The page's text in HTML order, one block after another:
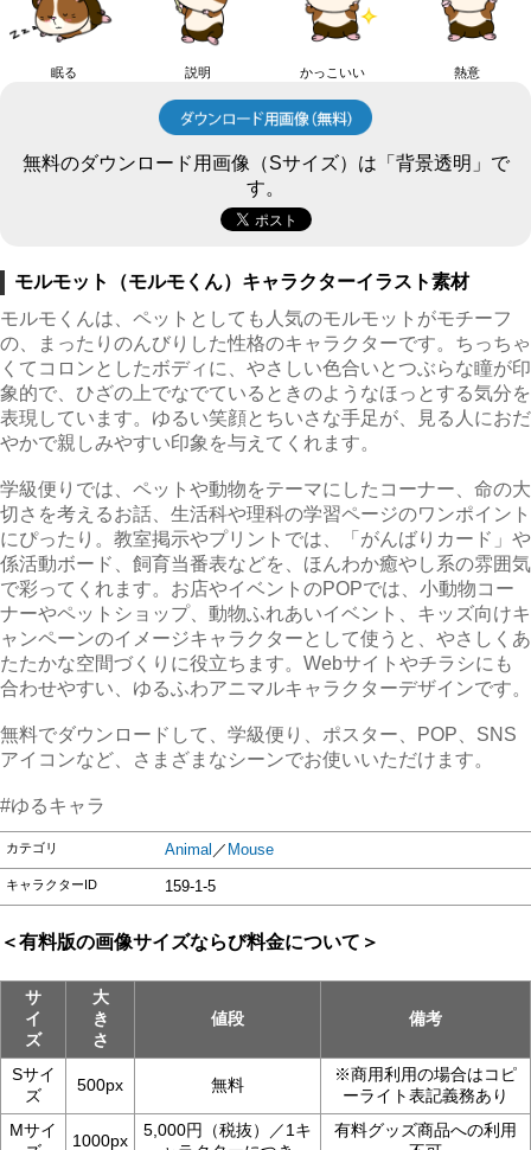
眠る 説明 かっこいい 熱意
無料のダウンロード用画像（Sサイズ）は「背景透明」で
す。
モルモット（モルモくん）キャラクターイラスト素材
モルモくんは、ペットとしても人気のモルモットがモチーフ
の、まったりのんびりした性格のキャラクターです。ちっちゃ
くてコロンとしたボディに、やさしい色合いとつぶらな瞳が印
象的で、ひざの上でなでているときのようなほっとする気分を
表現しています。ゆるい笑顔とちいさな手足が、見る人におだ
やかで親しみやすい印象を与えてくれます。
学級便りでは、ペットや動物をテーマにしたコーナー、命の大
切さを考えるお話、生活科や理科の学習ページのワンポイント
にぴったり。教室掲示やプリントでは、「がんばりカード」や
係活動ボード、飼育当番表などを、ほんわか癒やし系の雰囲気
で彩ってくれます。お店やイベントのPOPでは、小動物コー
ナーやペットショップ、動物ふれあいイベント、キッズ向けキ
ャンペーンのイメージキャラクターとして使うと、やさしくあ
たたかな空間づくりに役立ちます。Webサイトやチラシにも
合わせやすい、ゆるふわアニマルキャラクターデザインです。
無料でダウンロードして、学級便り、ポスター、POP、SNS
アイコンなど、さまざまなシーンでお使いいただけます。
#ゆるキャラ
カテゴリ Animal ／ Mouse
キャラクターID 159-1-5
＜有料版の画像サイズならび料金について＞
サ
イ
ズ
大
き
さ
値段 備考
Sサイ
ズ
500px 無料
※商用利用の場合はコピ
ーライト表記義務あり
Mサイ
1000px
5,000円（税抜）／1キ
有料グッズ商品への利用